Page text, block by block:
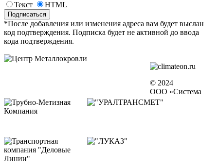
Текст
HTML
*После добавления или изменения адреса вам будет выслан
код подтверждения. Подписка будет не активной до ввода
кода подтверждения.
© 2024
ООО «Система